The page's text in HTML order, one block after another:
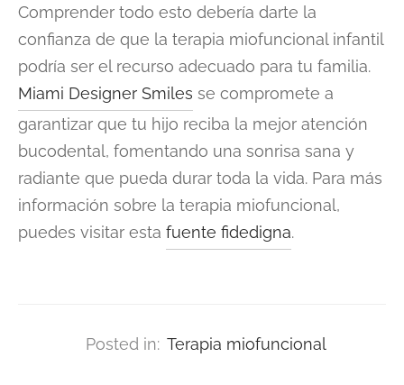
Comprender todo esto debería darte la
confianza de que la terapia miofuncional infantil
podría ser el recurso adecuado para tu familia.
Miami Designer Smiles se compromete a
garantizar que tu hijo reciba la mejor atención
bucodental, fomentando una sonrisa sana y
radiante que pueda durar toda la vida. Para más
información sobre la terapia miofuncional,
puedes visitar esta fuente fidedigna.
Posted in: Terapia miofuncional